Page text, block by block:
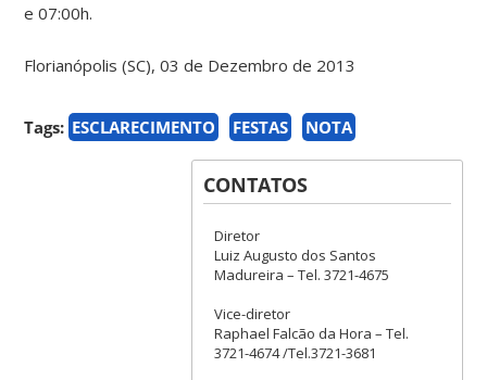
e 07:00h.
Florianópolis (SC), 03 de Dezembro de 2013
Tags: ESCLARECIMENTO FESTAS NOTA
CONTATOS
Diretor
Luiz Augusto dos Santos
Madureira – Tel. 3721-4675
Vice-diretor
Raphael Falcão da Hora – Tel.
3721-4674 /Tel.3721-3681